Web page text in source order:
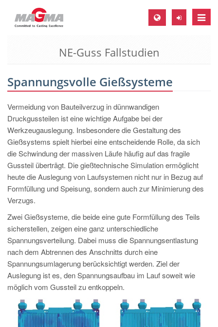
Toggle
MAGMA Europa, Deutschland
EN
MAGMA Nordamerika, USA
EN
ES
MAGMA Asien-Pazifik, Singapur
EN
MAGMA Südamerika, Brasilien
PT
MAGMA Türkei
TR
MAGMA China
EN
NE-Guss Fallstudien
Spannungsvolle Gießsysteme
Vermeidung von Bauteilverzug in dünnwandigen
Druckgussteilen ist eine wichtige Aufgabe bei der
Werkzeugauslegung. Insbesondere die Gestaltung des
Gießsystems spielt hierbei eine entscheidende Rolle, da sich
die Schwindung der massiven Läufe häufig auf das fragile
Gussteil überträgt. Die gießtechnische Simulation ermöglicht
heute die Auslegung von Laufsystemen nicht nur in Bezug auf
Formfüllung und Speisung, sondern auch zur Minimierung des
Verzugs.
Zwei Gießsysteme, die beide eine gute Formfüllung des Teils
sicherstellen, zeigen eine ganz unterschiedliche
Spannungsverteilung. Dabei muss die Spannungsentlastung
nach dem Abtrennen des Anschnitts durch eine
Spannungsumlagerung berücksichtigt werden. Ziel der
Auslegung ist es, den Spannungsaufbau im Lauf soweit wie
möglich vom Gussteil zu entkoppeln.